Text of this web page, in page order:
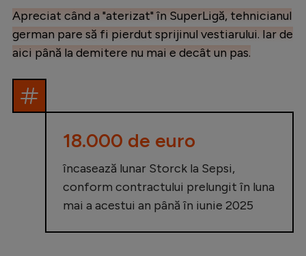
Apreciat când a "aterizat" în SuperLigă, tehnicianul
german pare să fi pierdut sprijinul vestiarului. Iar de
aici până la demitere nu mai e decât un pas.
18.000 de euro
încasează lunar Storck la Sepsi,
conform contractului prelungit în luna
mai a acestui an până în iunie 2025